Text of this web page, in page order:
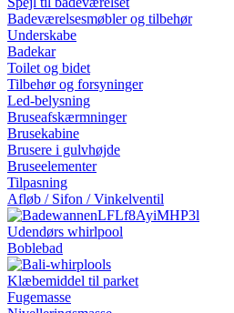
Badeværelsesmøbler og tilbehør
Underskabe
Badekar
Toilet og bidet
Tilbehør og forsyninger
Led-belysning
Bruseafskærmninger
Brusekabine
Brusere i gulvhøjde
Bruseelementer
Tilpasning
Afløb / Sifon / Vinkelventil
Udendørs whirlpool
Boblebad
Klæbemiddel til parket
Fugemasse